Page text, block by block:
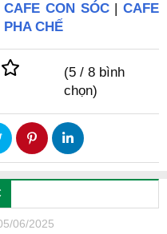
CAFE CON SÓC|CAFE
PHA CHẾ
(5 /8 bình
chọn)
06/2025